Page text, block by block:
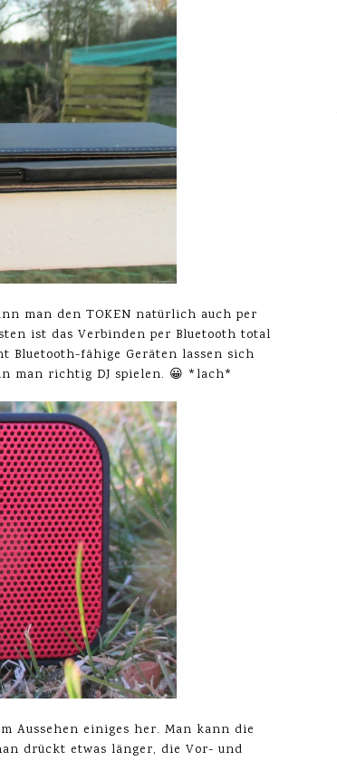
man den TOKEN natürlich auch per
ist das Verbinden per Bluetooth total
Bluetooth-fähige Geräten lassen sich
man richtig DJ spielen. 😀 *lach*
Aussehen einiges her. Man kann die
drückt etwas länger, die Vor- und